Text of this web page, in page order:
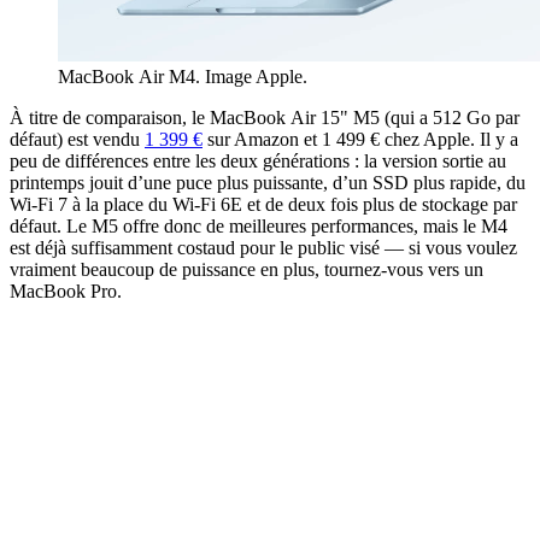
MacBook Air M4. Image Apple.
À titre de comparaison, le MacBook Air 15" M5 (qui a 512 Go par
défaut) est vendu 1 399 € sur Amazon et 1 499 € chez Apple. Il y a
peu de différences entre les deux générations : la version sortie au
printemps jouit d’une puce plus puissante, d’un SSD plus rapide, du
Wi-Fi 7 à la place du Wi-Fi 6E et de deux fois plus de stockage par
défaut. Le M5 offre donc de meilleures performances, mais le M4
est déjà suffisamment costaud pour le public visé — si vous voulez
vraiment beaucoup de puissance en plus, tournez-vous vers un
MacBook Pro.